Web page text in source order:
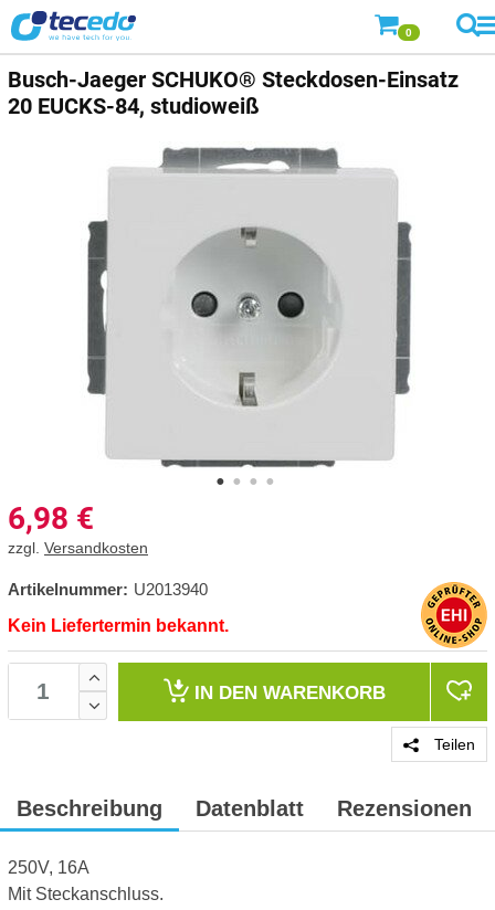
0
Busch-Jaeger SCHUKO® Steckdosen-Einsatz
20 EUCKS-84, studioweiß
6,98 €
zzgl. Versandkosten
Artikelnummer: U2013940
Kein Liefertermin bekannt.
IN DEN WARENKORB
Teilen
Beschreibung Datenblatt Rezensionen
250V, 16A
Mit Steckanschluss.